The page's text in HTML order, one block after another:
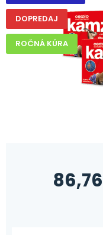
DOPREDAJ
ROČNÁ KÚRA
86,76